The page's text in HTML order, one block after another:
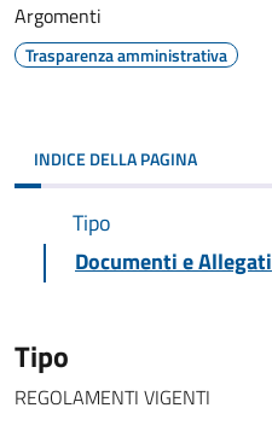
Argomenti
Trasparenza amministrativa
INDICE DELLA PAGINA
Tipo
Documenti e Allegati
Tipo
REGOLAMENTI VIGENTI